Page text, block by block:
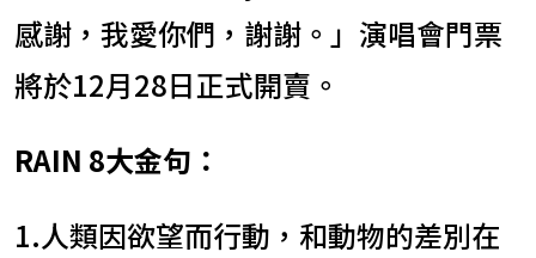
感謝，我愛你們，謝謝。」演唱會門票
將於12月28日正式開賣。
RAIN 8大金句：
1.人類因欲望而行動，和動物的差別在